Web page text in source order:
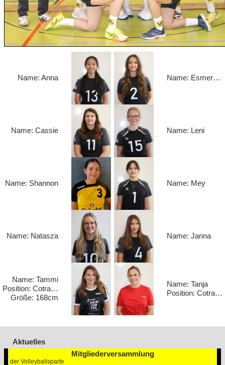
Name: Anna Name: Esmeralda
Name: Cassie Name: Leni
Name: Shannon Name: Mey
Name: Natasza Name: Janna
Name: Tammi
Position: Cotrainerin
Größe: 168cm
Name: Tanja
Position: Cotrainerin
Aktuelles
Mitgliederversammlung
der Volleyballsparte